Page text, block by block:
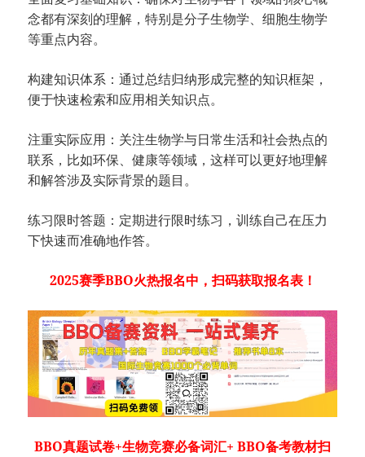
念都有深刻的理解，特别是分子生物学、细胞生物学
等重点内容。
构建知识体系：通过总结归纳形成完整的知识框架，
便于快速检索和应用相关知识点。
注重实际应用：关注生物学与日常生活和社会热点的
联系，比如环保、健康等领域，这样可以更好地理解
和解答涉及实际背景的题目。
练习限时答题：定期进行限时练习，训练自己在压力
下快速而准确地作答。
2025赛季BBO火热报名中，扫码获取报名表！
BBO真题试卷+生物竞赛必备词汇+ BBO备考教材扫